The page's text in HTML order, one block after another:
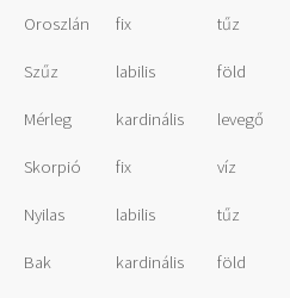
Oroszlán fix tűz
Szűz labilis föld
Mérleg kardinális levegő
Skorpió fix víz
Nyilas labilis tűz
Bak kardinális föld